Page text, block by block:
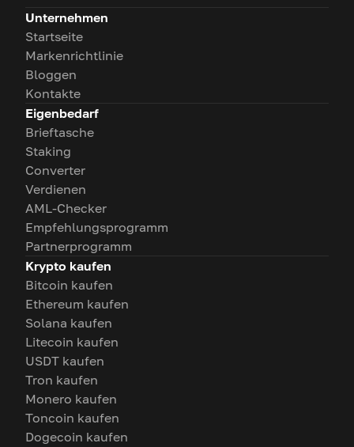
Unternehmen
Startseite
Markenrichtlinie
Bloggen
Kontakte
Eigenbedarf
Brieftasche
Staking
Converter
Verdienen
AML-Checker
Empfehlungsprogramm
Partnerprogramm
Krypto kaufen
Bitcoin kaufen
Ethereum kaufen
Solana kaufen
Litecoin kaufen
USDT kaufen
Tron kaufen
Monero kaufen
Toncoin kaufen
Dogecoin kaufen